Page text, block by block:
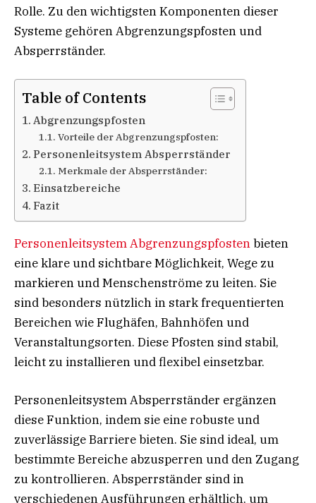
Rolle. Zu den wichtigsten Komponenten dieser
Systeme gehören Abgrenzungspfosten und
Absperrständer.
Table of Contents
Abgrenzungspfosten
Vorteile der Abgrenzungspfosten:
Personenleitsystem Absperrständer
Merkmale der Absperrständer:
Einsatzbereiche
Fazit
Personenleitsystem Abgrenzungspfostenbieten
eine klare und sichtbare Möglichkeit, Wege zu
markieren und Menschenströme zu leiten. Sie
sind besonders nützlich in stark frequentierten
Bereichen wie Flughäfen, Bahnhöfen und
Veranstaltungsorten. Diese Pfosten sind stabil,
leicht zu installieren und flexibel einsetzbar.
Personenleitsystem Absperrständer ergänzen
diese Funktion, indem sie eine robuste und
zuverlässige Barriere bieten. Sie sind ideal, um
bestimmte Bereiche abzusperren und den Zugang
zu kontrollieren. Absperrständer sind in
verschiedenen Ausführungen erhältlich, um